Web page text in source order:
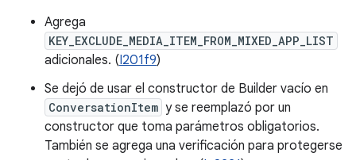
Agrega
KEY_EXCLUDE_MEDIA_ITEM_FROM_MIXED_APP_LIST
adicionales. (I201f9)
Se dejó de usar el constructor de Builder vacío en
ConversationItem y se reemplazó por un
constructor que toma parámetros obligatorios.
También se agrega una verificación para protegerse